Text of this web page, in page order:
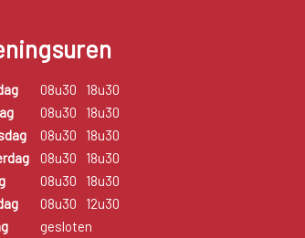
08u30
18u30
08u30
18u30
08u30
18u30
08u30
18u30
08u30
18u30
08u30
12u30
gesloten